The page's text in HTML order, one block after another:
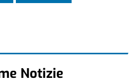
Notizie